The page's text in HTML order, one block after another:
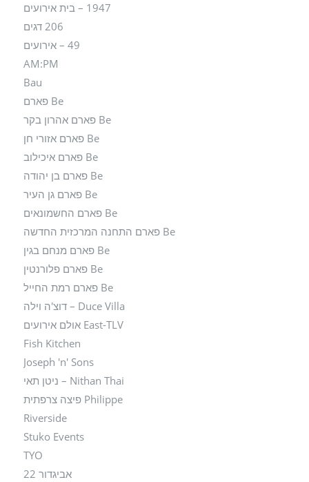
1947 – בית אירועים
206 דגים
49 – אירועים
AM:PM
Bau
Be פארם
Be פארם אהרון בקר
Be פארם אזורי חן
Be פארם איכילוב
Be פארם בן יהודה
Be פארם גן העיר
Be פארם החשמונאים
Be פארם התחנה המרכזית החדשה
Be פארם מנחם בגין
Be פארם פלורנטין
Be פארם רמת החייל
Duce Villa – דוצ'ה וילה
East-TLV אולם אירועים
Fish Kitchen
Joseph 'n' Sons
Nithan Thai – ניטן תאי
Philippe פיצה צרפתית
Riverside
Stuko Events
TYO
אביגדור 22